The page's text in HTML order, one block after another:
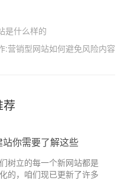
是什么样的
:营销型网站如何避免风险内容
你需要了解这些
树立的每一个新网站都是
的，咱们现已更新了许多